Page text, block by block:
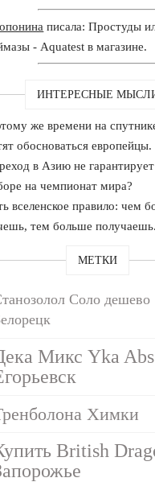
писала: Простуды
- Aquatest в магазине.
ИНТЕРЕСНЫЕ
же времени на
обосноваться европейцы.
в Азию не
на чемпионат мира?
вселенское правило: чем
тем больше получаешь.
МЕТКИ
Соло дешево
Микс Yka Abs
Химки
British